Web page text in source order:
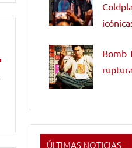
Bomb
ÚLTIMAS NOTICIAS